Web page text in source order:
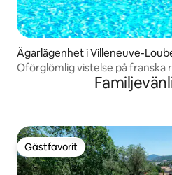
Ägarlägenhet i Villeneuve-
Oförglömlig vistelse på franska
Gästfavorit
Gästfavorit